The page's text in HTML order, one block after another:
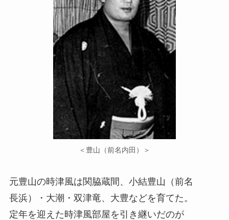
＜豊山（前名内田）＞
元豊山の時津風は関脇蔵間、小結豊山（前名
長浜）・大潮・双津竜、大豊などを育てた。
定年を迎えた時津風部屋を引き継いだのが